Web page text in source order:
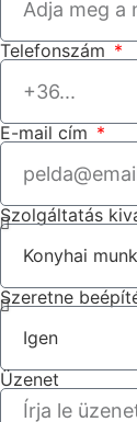
Telefonszám
E-mail cím
Szolgáltatás
Szeretne
Üzenet